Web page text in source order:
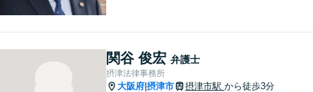
作成／企業間トラブル／問題
社員の対応など。顧問契約も
可【オンライン面談】【千里
関谷 俊宏 弁護士
摂津法律事務所
大阪府 摂津市 摂津市駅 から徒歩3分